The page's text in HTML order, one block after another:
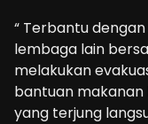
“ Terbantu
lembaga lain
melakukan
bantuan makanan
yang terjung